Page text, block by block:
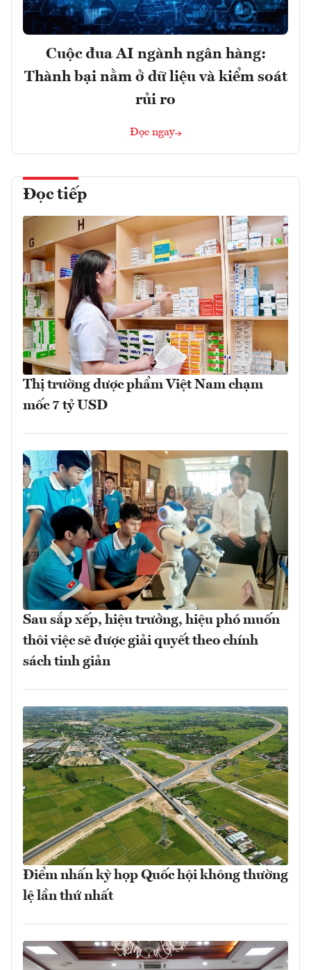
Cuộc đua AI ngành ngân hàng:
Thành bại nằm ở dữ liệu và kiểm soát
rủi ro
Đọc ngay
Đọc tiếp
Thị trường dược phẩm Việt Nam chạm
mốc 7 tỷ USD
Sau sắp xếp, hiệu trưởng, hiệu phó muốn
thôi việc sẽ được giải quyết theo chính
sách tinh giản
Điểm nhấn kỳ họp Quốc hội không thường
lệ lần thứ nhất